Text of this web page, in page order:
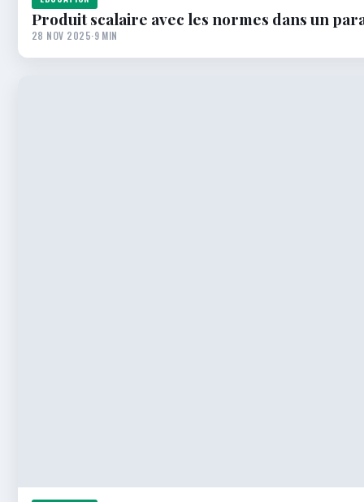
Produit scalaire avec les normes dans un
28 NOV 2025·9 MIN